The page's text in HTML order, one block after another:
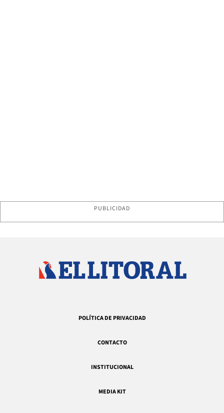
PUBLICIDAD
POLÍTICA DE PRIVACIDAD
CONTACTO
INSTITUCIONAL
MEDIA KIT